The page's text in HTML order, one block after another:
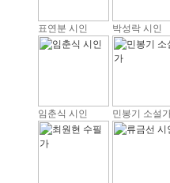
표연분 시인 박성락 시인
임춘식 시인 민봉기 소설